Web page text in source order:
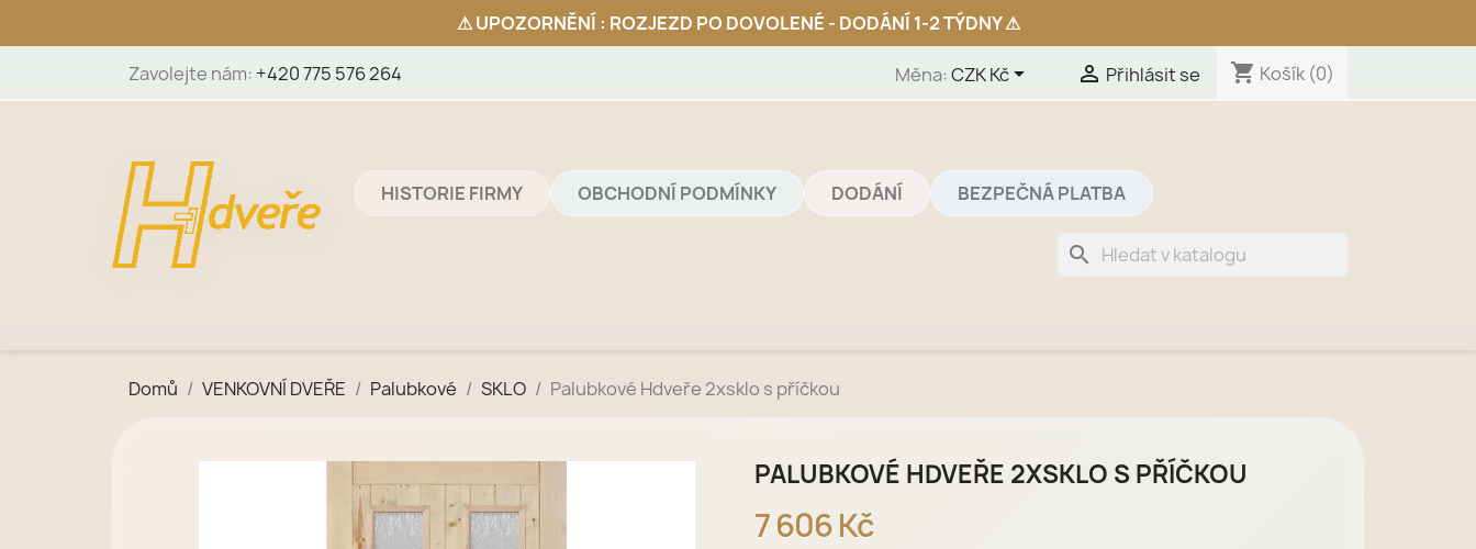
Zavolejte nám: +420 775 576 264 Měna:CZK Kč  Přihlásit se shopping_cart Košík (0)
HISTORIE FIRMY OBCHODNÍ PODMÍNKY DODÁNÍ BEZPEČNÁ PLATBA
search
Domů VENKOVNÍ DVEŘE Palubkové SKLO Palubkové Hdveře 2xsklo s příčkou
PALUBKOVÉ HDVEŘE 2XSKLO S PŘÍČKOU
7 606 Kč